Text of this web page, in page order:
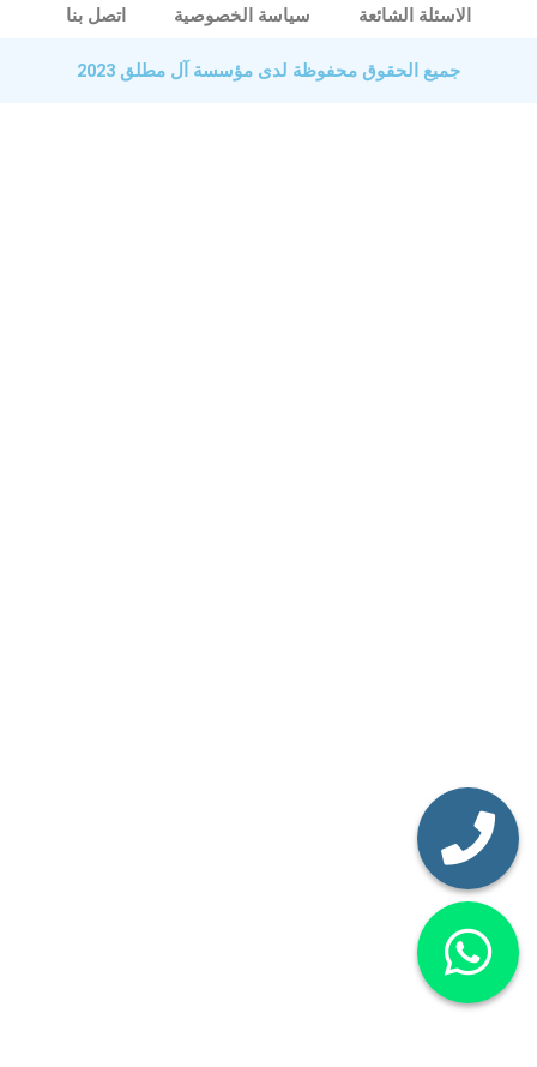
الاسئلة الشائعة سياسة الخصوصية اتصل بنا
جميع الحقوق محفوظة لدى مؤسسة آل مطلق 2023